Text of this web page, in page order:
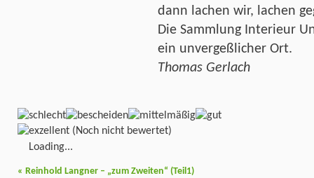
dann lachen wir, lachen
Die Sammlung Interieur
ein unvergeßlicher Ort.
Thomas Gerlach
(Noch nicht bewertet)
Loading...
« Reinhold Langner – „zum Zweiten“ (Teil1)